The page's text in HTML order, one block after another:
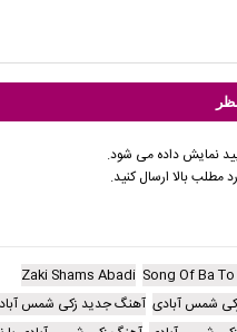
نمایش داده می شود.
مطلب بالا ارسال کنید.
Song Of Ba
Zaki Shams Abadi
شمس آبادی آهنگ جدید زکی شمس